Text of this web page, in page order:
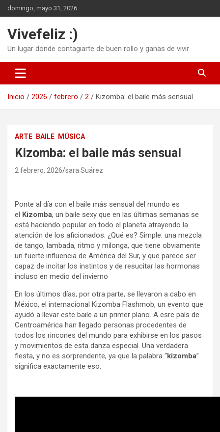
Saltar
al
domingo, mayo 31, 2026
Vivefeliz :)
Un lugar donde contagiarte de buen rollo y ganas de vivir
Inicio 2026 febrero 2 Kizomba: el baile más sensual
ARTE BAILE MÚSICA
Kizomba: el baile más sensual
2 febrero, 2026 sara Suárez
Ponte al día con el baile más sensual del mundo es
el Kizomba, un baile sexy que en las últimas semanas se
está haciendo popular en todo el planeta atrayendo la
atención de los aficionados. ¿Qué es? Simple: una mezcla
de tango, lambada, ritmo y milonga, que tiene obviamente
un fuerte influencia de América del Sur, y que parece ser
capaz de incitar los instintos y de resucitar las hormonas
incluso en medio del invierno
En los últimos días, por otra parte, se llevaron a cabo en
México, el internacional Kizomba Flashmob, un evento que
ayudó a llevar este baile a un primer plano. A esre país de
Centroamérica han llegado personas procedentes de
todos los rincones del mundo para exhibirse en los pasos
y movimientos de esta danza especial. Una verdadera
fiesta, y no es sorprendente, ya que la palabra “kizomba”
significa exactamente eso.